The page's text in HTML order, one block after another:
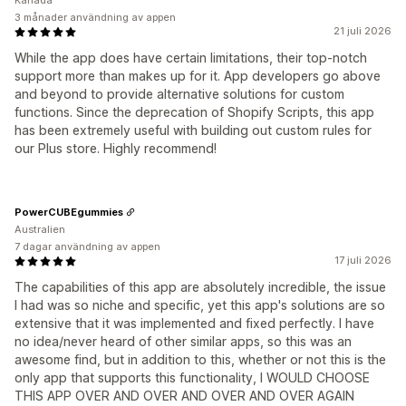
21 juli 2026
While the app does have certain limitations, their top-notch
support more than makes up for it. App developers go above
and beyond to provide alternative solutions for custom
functions. Since the deprecation of Shopify Scripts, this app
has been extremely useful with building out custom rules for
our Plus store. Highly recommend!
3 månader användning av appen
17 juli 2026
The capabilities of this app are absolutely incredible, the issue
I had was so niche and specific, yet this app's solutions are so
extensive that it was implemented and fixed perfectly. I have
no idea/never heard of other similar apps, so this was an
awesome find, but in addition to this, whether or not this is the
only app that supports this functionality, I WOULD CHOOSE
THIS APP OVER AND OVER AND OVER AND OVER AGAIN
PowerCUBEgummies
Australien
7 dagar användning av appen